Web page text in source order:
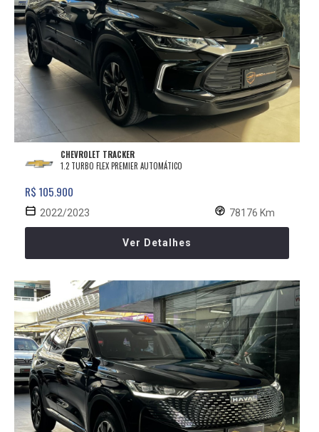
CHEVROLET TRACKER
1.2 TURBO FLEX PREMIER AUTOMÁTICO
R$ 105.900
2022/2023 78176 Km
Ver Detalhes